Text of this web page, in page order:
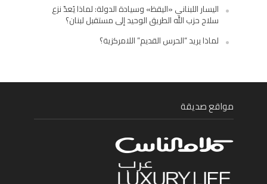
اليسار اللبناني «اليقظ» وسيادة الدولة: لماذا يُعدّ نزع
سلاح حزب الله الطريق الوحيد إلى مستقبل لبنان؟
لماذا يريد “الحرس القديم” اللامركزية؟
مواقع صديقة